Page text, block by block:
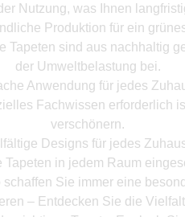
Nutzung, was Ihnen
Produktion für ein
sind aus nachhaltig
der Umweltbelastung bei.
Anwendung für jedes
Fachwissen erforderlich
verschönern.
Designs für jedes
in jedem Raum
Sie immer eine
– Entdecken Sie die